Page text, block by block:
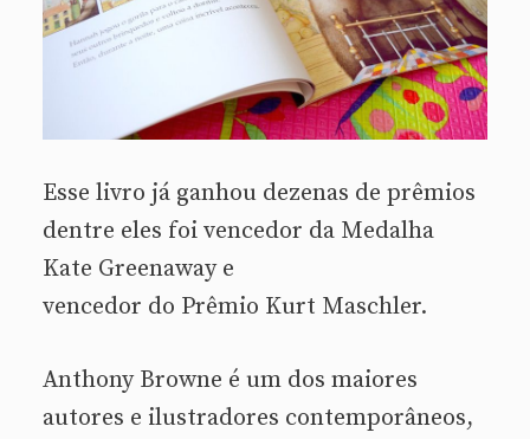
Esse livro já ganhou dezenas de prêmios
dentre eles foi vencedor da Medalha
Kate Greenaway e
vencedor do Prêmio Kurt Maschler.
Anthony Browne é um dos maiores
autores e ilustradores contemporâneos,